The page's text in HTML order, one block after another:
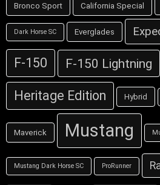
Bronco Sport California Special
Dark Horse SC Everglades
F-150 F-150 Lightning
Heritage Edition Hybrid
Maverick Mustang
Mustang Dark Horse SC ProRunner